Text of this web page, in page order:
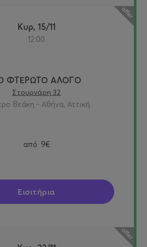
Κυρ, 15/11
12:00
ΦΤΕΡΩΤΟ ΑΛΟΓΟ
Στουρνάρη 32
Βεάκη - Αθήνα, Αττική
από 9€
Εισιτήρια